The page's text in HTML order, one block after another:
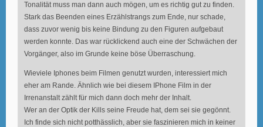
Tonalität muss man dann auch mögen, um es richtig gut zu finden.
Stark das Beenden eines Erzählstrangs zum Ende, nur schade,
dass zuvor wenig bis keine Bindung zu den Figuren aufgebaut
werden konnte. Das war rücklickend auch eine der Schwächen der
Vorgänger, also im Grunde keine böse Überraschung.
Wieviele Iphones beim Filmen genutzt wurden, interessiert mich
eher am Rande. Ähnlich wie bei diesem IPhone Film in der
Irrenanstalt zählt für mich dann doch mehr der Inhalt.
Wer an der Optik der Kills seine Freude hat, dem sei sie gegönnt.
Ich finde sich nicht potthässlich, aber sie faszinieren mich in keiner